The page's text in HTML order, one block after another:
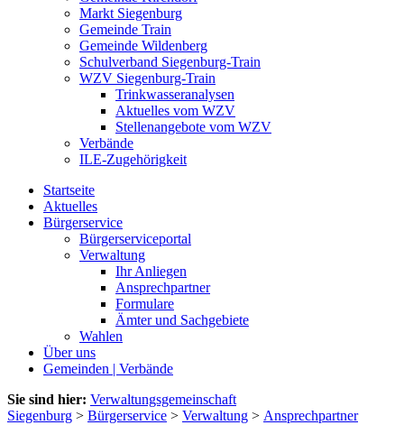
Markt Siegenburg
Gemeinde Train
Gemeinde Wildenberg
Schulverband Siegenburg-Train
WZV Siegenburg-Train
Trinkwasseranalysen
Aktuelles vom WZV
Stellenangebote vom WZV
Verbände
ILE-Zugehörigkeit
Startseite
Aktuelles
Bürgerservice
Bürgerserviceportal
Verwaltung
Ihr Anliegen
Ansprechpartner
Formulare
Ämter und Sachgebiete
Wahlen
Über uns
Gemeinden | Verbände
Sie sind hier: Verwaltungsgemeinschaft
Siegenburg > Bürgerservice > Verwaltung > Ansprechpartner